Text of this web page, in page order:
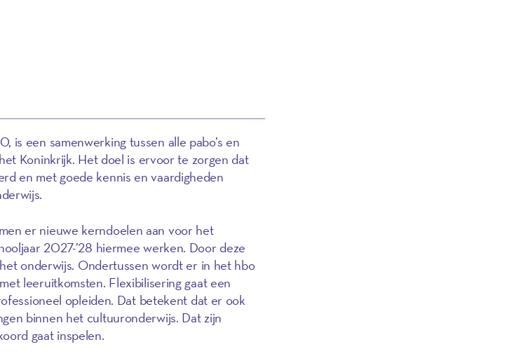
een samenwerking tussen alle pabo’s en
Koninkrijk. Het doel is ervoor te zorgen dat
en met goede kennis en vaardigheden
er nieuwe kerndoelen aan voor het
2027-’28 hiermee werken. Door deze
onderwijs. Ondertussen wordt er in het hbo
leeruitkomsten. Flexibilisering gaat een
opleiden. Dat betekent dat er ook
binnen het cultuuronderwijs. Dat zijn
gaat inspelen.